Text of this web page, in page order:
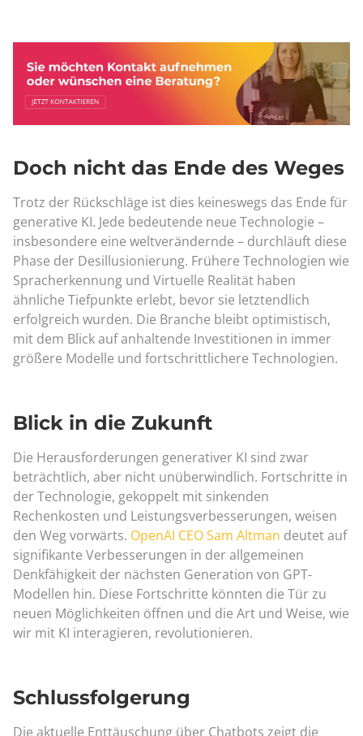
Doch nicht das Ende des Weges
Trotz der Rückschläge ist dies keineswegs das Ende für
generative KI. Jede bedeutende neue Technologie –
insbesondere eine weltverändernde – durchläuft diese
Phase der Desillusionierung. Frühere Technologien wie
Spracherkennung und Virtuelle Realität haben
ähnliche Tiefpunkte erlebt, bevor sie letztendlich
erfolgreich wurden. Die Branche bleibt optimistisch,
mit dem Blick auf anhaltende Investitionen in immer
größere Modelle und fortschrittlichere Technologien.
Blick in die Zukunft
Die Herausforderungen generativer KI sind zwar
beträchtlich, aber nicht unüberwindlich. Fortschritte in
der Technologie, gekoppelt mit sinkenden
Rechenkosten und Leistungsverbesserungen, weisen
den Weg vorwärts. OpenAI CEO Sam Altman deutet auf
signifikante Verbesserungen in der allgemeinen
Denkfähigkeit der nächsten Generation von GPT-
Modellen hin. Diese Fortschritte könnten die Tür zu
neuen Möglichkeiten öffnen und die Art und Weise, wie
wir mit KI interagieren, revolutionieren.
Schlussfolgerung
Die aktuelle Enttäuschung über Chatbots zeigt die